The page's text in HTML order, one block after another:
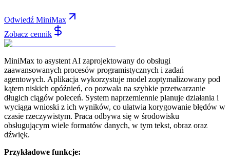
Odwiedź MiniMax
Zobacz cennik
MiniMax to asystent AI zaprojektowany do obsługi
zaawansowanych procesów programistycznych i zadań
agentowych. Aplikacja wykorzystuje model zoptymalizowany pod
kątem niskich opóźnień, co pozwala na szybkie przetwarzanie
długich ciągów poleceń. System naprzemiennie planuje działania i
wyciąga wnioski z ich wyników, co ułatwia korygowanie błędów w
czasie rzeczywistym. Praca odbywa się w środowisku
obsługującym wiele formatów danych, w tym tekst, obraz oraz
dźwięk.
Przykładowe funkcje: